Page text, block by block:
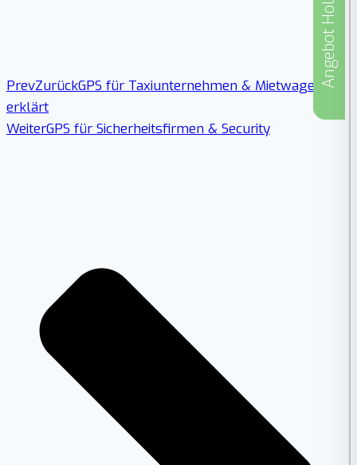
PrevZurückGPS für Taxiunternehmen & Mietwagen
erklärt
WeiterGPS für Sicherheitsfirmen & Security
Angebot Holen